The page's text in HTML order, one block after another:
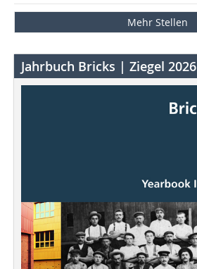
Mehr Stellen
Jahrbuch Bricks | Ziegel 2026